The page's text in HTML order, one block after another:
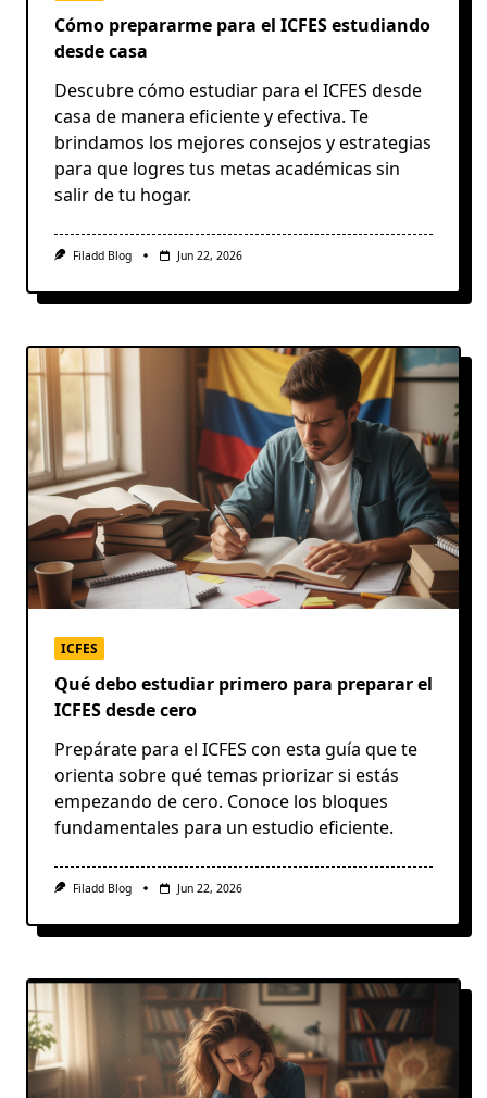
Cómo prepararme para el ICFES estudiando
desde casa
Descubre cómo estudiar para el ICFES desde
casa de manera eficiente y efectiva. Te
brindamos los mejores consejos y estrategias
para que logres tus metas académicas sin
salir de tu hogar.
Filadd Blog Jun 22, 2026
ICFES
Qué debo estudiar primero para preparar el
ICFES desde cero
Prepárate para el ICFES con esta guía que te
orienta sobre qué temas priorizar si estás
empezando de cero. Conoce los bloques
fundamentales para un estudio eficiente.
Filadd Blog Jun 22, 2026